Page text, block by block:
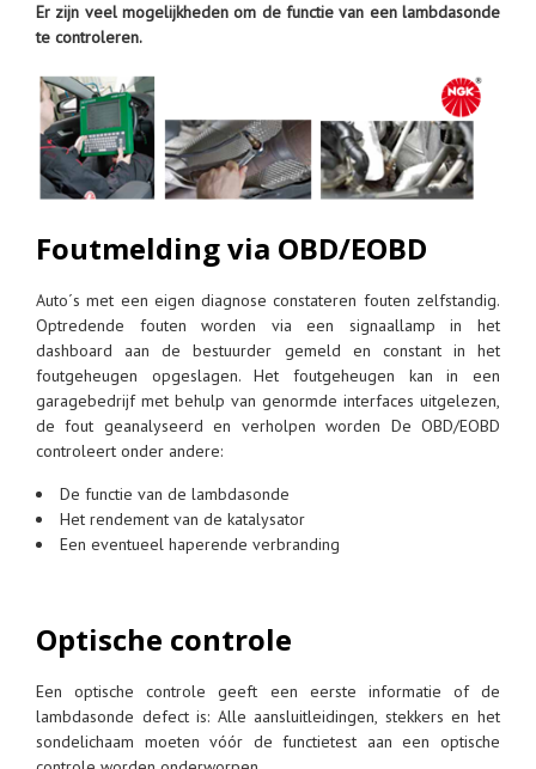
Er zijn veel mogelijkheden om de functie van een lambdasonde
te controleren.
Foutmelding via OBD/EOBD
Auto´s met een eigen diagnose constateren fouten zelfstandig.
Optredende fouten worden via een signaallamp in het
dashboard aan de bestuurder gemeld en constant in het
foutgeheugen opgeslagen. Het foutgeheugen kan in een
garagebedrijf met behulp van genormde interfaces uitgelezen,
de fout geanalyseerd en verholpen worden De OBD/EOBD
controleert onder andere:
De functie van de lambdasonde
Het rendement van de katalysator
Een eventueel haperende verbranding
Optische controle
Een optische controle geeft een eerste informatie of de
lambdasonde defect is: Alle aansluitleidingen, stekkers en het
sondelichaam moeten vóór de functietest aan een optische